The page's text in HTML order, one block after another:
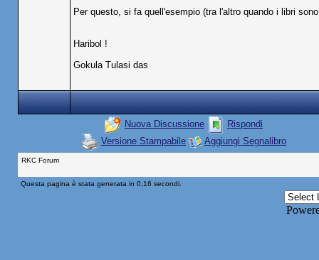
Per questo, si fa quell'esempio (tra l'altro quando i libri
Haribol !
Gokula Tulasi das
Nuova Discussione
Rispondi
Versione Stampabile
Aggiungi Segnalibro
RKC Forum
Questa pagina è stata generata in 0,16 secondi.